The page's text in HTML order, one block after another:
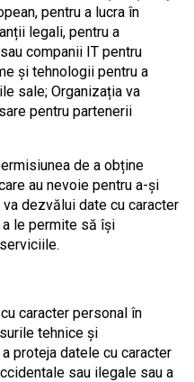
pentru a lucra în
legali, pentru a
companii IT pentru
și tehnologii pentru a
sale; Organizația va
pentru partenerii
de a obține
au nevoie pentru a-și
dezvălui date cu caracter
le permite să își
caracter personal în
tehnice și
proteja datele cu caracter
sau ilegale sau a